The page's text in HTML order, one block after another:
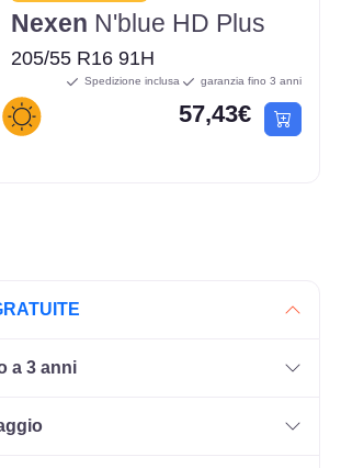
Nexen N'blue HD Plus
205/55 R16 91H
Spedizione inclusa garanzia fino 3 anni
57,43€
a 3 anni